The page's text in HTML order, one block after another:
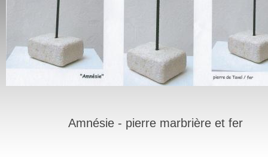
Amnésie - pierre marbrière et fer